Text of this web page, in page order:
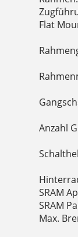
Flat
Anzahl
SRAM
SRAM
Max.